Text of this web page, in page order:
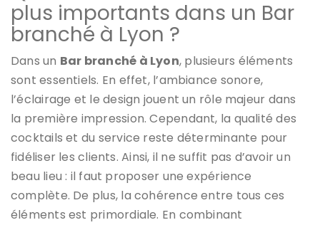
plus importants dans un Bar
branché à Lyon ?
Dans un Bar branché à Lyon, plusieurs éléments
sont essentiels. En effet, l’ambiance sonore,
l’éclairage et le design jouent un rôle majeur dans
la première impression. Cependant, la qualité des
cocktails et du service reste déterminante pour
fidéliser les clients. Ainsi, il ne suffit pas d’avoir un
beau lieu : il faut proposer une expérience
complète. De plus, la cohérence entre tous ces
éléments est primordiale. En combinant